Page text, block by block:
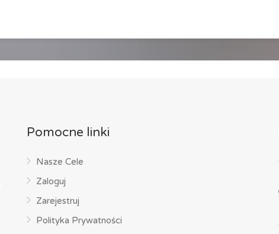
Pomocne linki
Nasze Cele
Zaloguj
Zarejestruj
Polityka Prywatności